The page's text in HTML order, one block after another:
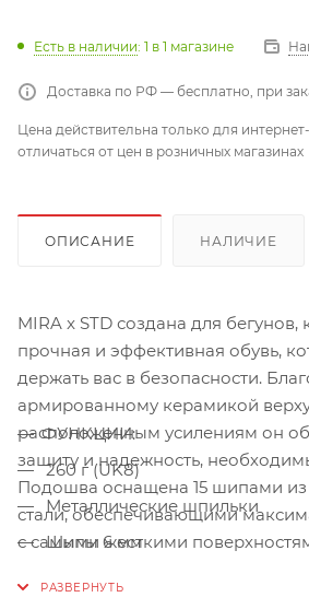
Есть в наличии: 1 в 1 магазине
Доставка по РФ — бесплатно, при
Цена действительна только для
отличаться от цен в розничных магазинах
ОПИСАНИЕ НАЛИЧИЕ
MIRA x STD создана для
прочная и эффективная обувь,
держать вас в безопасности.
армированному керамикой верху
расположенным усилениям он
защиту и надежность,
Подошва оснащена 15 шипами из
стали, обеспечивающими
с самыми жесткими
комфорт и адаптивную посадку.
ФУНКЦИИ:
260 г (UK8)
Металлические шпильки
Шипы 6 мм
Поддержка и защита арки